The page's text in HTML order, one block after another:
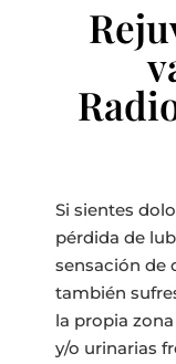
Si sientes
pérdida de
sensación de
también
la propia
y/o urinarias